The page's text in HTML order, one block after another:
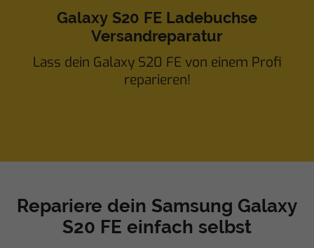
Galaxy S20 FE Ladebuchse
Versandreparatur
Lass dein Galaxy S20 FE von einem Profi
reparieren!
Repariere dein Samsung Galaxy
S20 FE einfach selbst